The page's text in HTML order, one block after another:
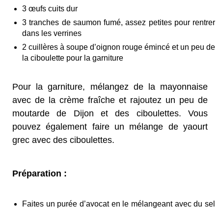
3 œufs cuits dur
3 tranches de saumon fumé, assez petites pour rentrer
dans les verrines
2 cuillères à soupe d’oignon rouge émincé et un peu de
la ciboulette pour la garniture
Pour la garniture, mélangez de la mayonnaise
avec de la crème fraîche et rajoutez un peu de
moutarde de Dijon et des ciboulettes. Vous
pouvez également faire un mélange de yaourt
grec avec des ciboulettes.
Préparation :
Faites un purée d’avocat en le mélangeant avec du sel